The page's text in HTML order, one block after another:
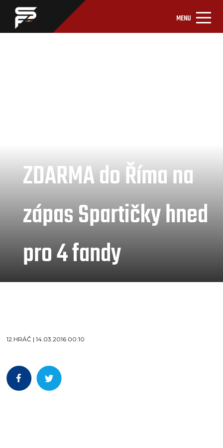
MENU
ZDARMA do Říma na
zápas Spartičky hned
pro 4 fandy
12.HRÁČ | 14.03.2016 00:10